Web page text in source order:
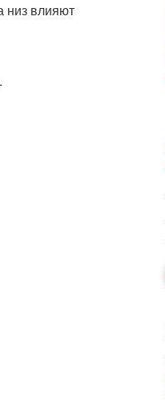
низ влияют